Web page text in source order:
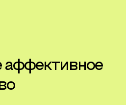
аффективное